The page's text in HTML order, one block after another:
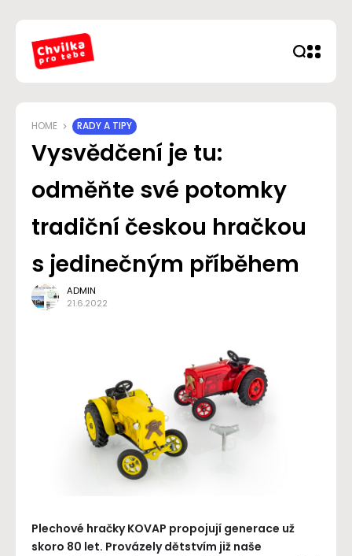
HOME RADY A TIPY
Vysvědčení je tu:
odměňte své potomky
tradiční českou hračkou
s jedinečným příběhem
ADMIN
21.6.2022
Plechové hračky KOVAP propojují generace už
skoro 80 let. Provázely dětstvím již naše